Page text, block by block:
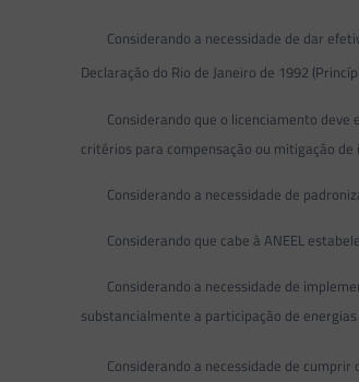
Considerando a necessidade de dar
Declaração do Rio de Janeiro de 1992
Considerando que o licenciamento deve
critérios para compensação ou mitigação
Considerando a necessidade de
Considerando que cabe à ANEEL
Considerando a necessidade de
substancialmente a participação de
Considerando a necessidade de cumprir